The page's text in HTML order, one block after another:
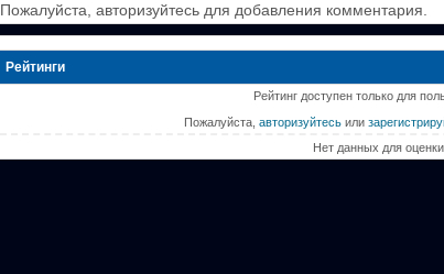
Пожалуйста, авторизуйтесь для добавления комментария.
Рейтинги
Рейтинг доступен только для
Пожалуйста, авторизуйтесь или
Нет данных для оценки.